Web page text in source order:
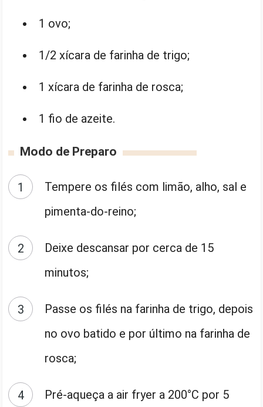
1 ovo;
1/2 xícara de farinha de trigo;
1 xícara de farinha de rosca;
1 fio de azeite.
Modo de Preparo
Tempere os filés com limão, alho, sal e
pimenta-do-reino;
Deixe descansar por cerca de 15
minutos;
Passe os filés na farinha de trigo, depois
no ovo batido e por último na farinha de
rosca;
Pré-aqueça a air fryer a 200°C por 5